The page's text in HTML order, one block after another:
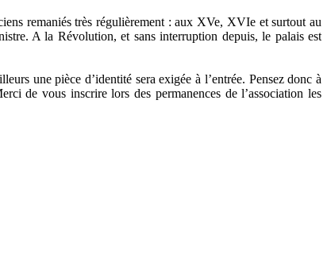
remaniés très régulièrement : aux XVe, XVIe et surtout au
A la Révolution, et sans interruption depuis, le palais est
une pièce d’identité sera exigée à l’entrée. Pensez donc à
de vous inscrire lors des permanences de l’association les